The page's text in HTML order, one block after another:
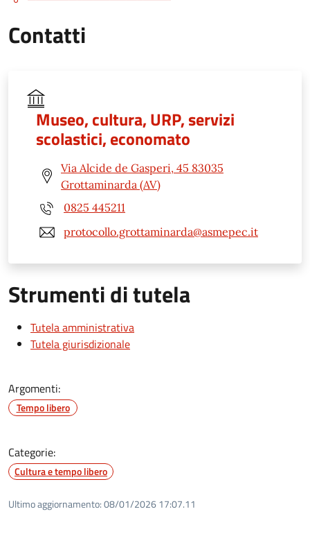
Contatti
Museo, cultura, URP, servizi
scolastici, economato
Via Alcide de Gasperi, 45 83035
Grottaminarda (AV)
0825 445211
protocollo.grottaminarda@asmepec.it
Strumenti di tutela
Tutela amministrativa
Tutela giurisdizionale
Argomenti:
Tempo libero
Categorie:
Cultura e tempo libero
Ultimo aggiornamento:08/01/2026 17:07.11